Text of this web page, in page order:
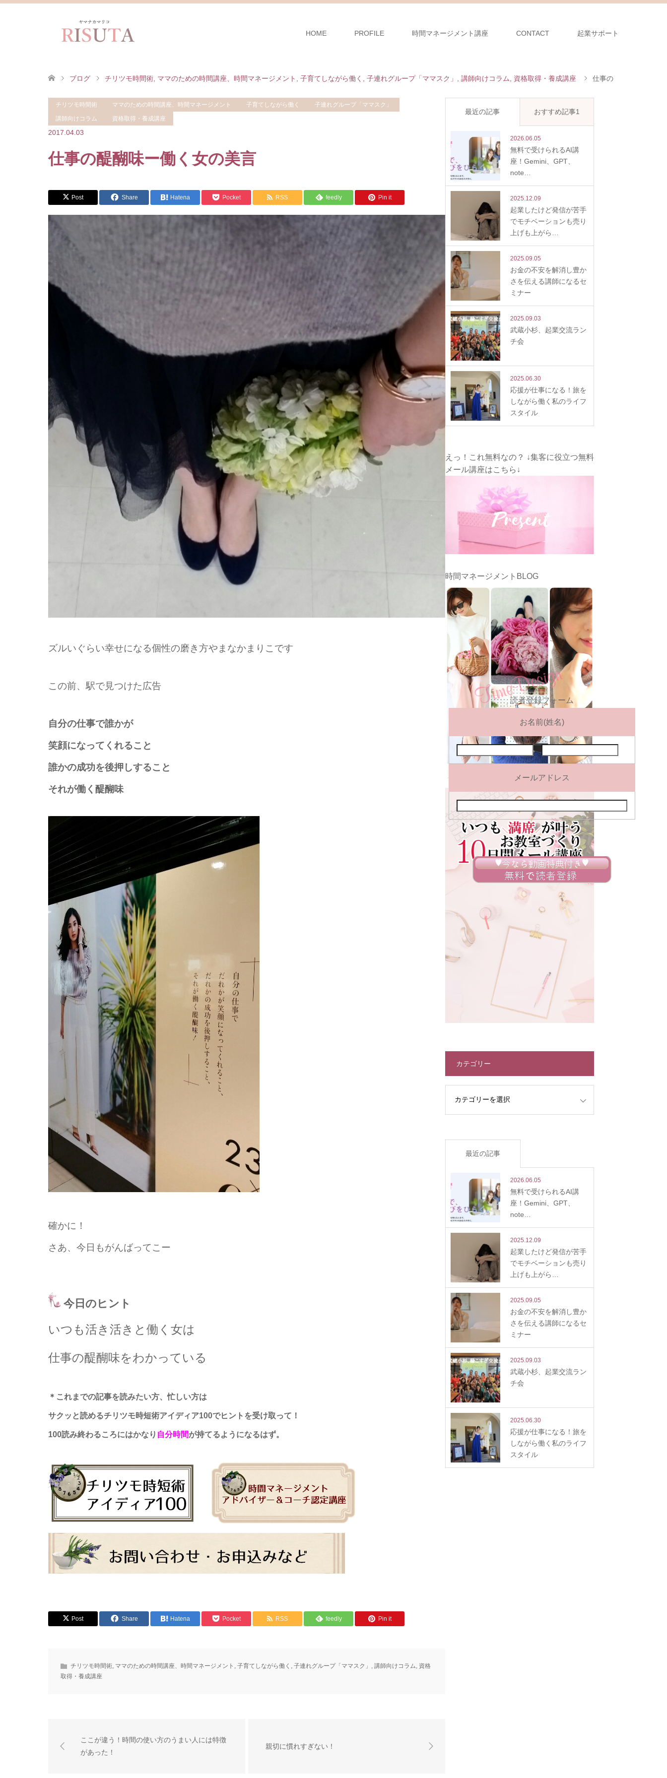
HOME PROFILE 時間マネージメント講座 CONTACT 起業サポート
ブログ チリツモ時間術 ママのための時間講座、時間マネージメント 子育てしながら働く 子連れグループ「ママスク」 講師向けコラム 資格取得・養成講座 仕事の
醍醐味ー働く女の美言
チリツモ時間術 ママのための時間講座、時間マネージメント 子育てしながら働く
子連れグループ「ママスク」
講師向けコラム
資格取得・養成講座
2017.04.03
仕事の醍醐味ー働く女の美言
Post Share Hatena Pocket RSS feedly Pin it
ズルいぐらい幸せになる個性の磨き方やまなかまりこです
この前、駅で見つけた広告
自分の仕事で誰かが
笑顔になってくれること
誰かの成功を後押しすること
それが働く醍醐味
確かに！
さあ、今日もがんばってこー
今日のヒント
いつも活き活きと働く女は
仕事の醍醐味をわかっている
＊これまでの記事を読みたい方、忙しい方は
サクッと読めるチリツモ時短術アイディア100でヒントを受け取って！
100読み終わるころにはかなり 自分時間が持てるようになるはず。
Post Share Hatena Pocket RSS feedly Pin it
チリツモ時間術, ママのための時間講座、時間マネージメント , 子育てしながら働く , 子連れグループ「ママスク」 , 講師向けコラム, 資格
取得・養成講座
ここが違う！時間の使い方のうまい人には特徴
があった！
親切に慣れすぎない！
最近の記事 おすすめ記事1
2026.06.05
無料で受けられるAI講
座！Gemini、GPT、
note…
2025.12.09
起業したけど発信が苦手
でモチベーションも売り
上げも上がら…
2025.09.05
お金の不安を解消し豊か
さを伝える講師になるセ
ミナー
2025.09.03
武蔵小杉、起業交流ラン
チ会
2025.06.30
応援が仕事になる！旅を
しながら働く私のライフ
スタイル
えっ！これ無料なの？ ↓集客に役立つ無料
メール講座はこちら↓
時間マネージメントBLOG
読者登録フォーム
お名前(姓名)
メールアドレス
カテゴリー
最近の記事
2026.06.05
無料で受けられるAI講
座！Gemini、GPT、
note…
2025.12.09
起業したけど発信が苦手
でモチベーションも売り
上げも上がら…
2025.09.05
お金の不安を解消し豊か
さを伝える講師になるセ
ミナー
2025.09.03
武蔵小杉、起業交流ラン
チ会
2025.06.30
応援が仕事になる！旅を
しながら働く私のライフ
スタイル